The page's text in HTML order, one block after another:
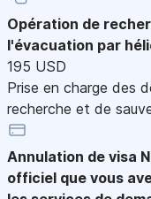
Opération de
l'évacuation par
195 USD
Prise en charge des
recherche et de
Annulation de visa
officiel que vous